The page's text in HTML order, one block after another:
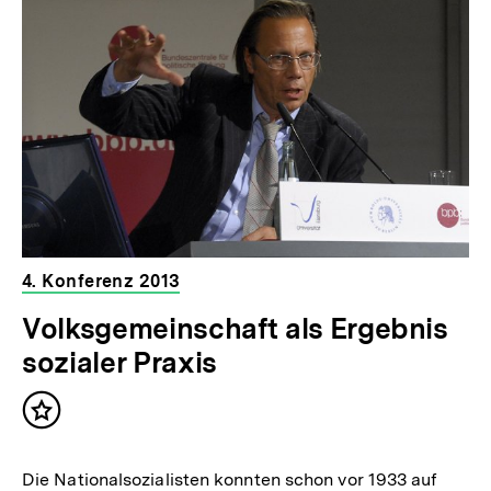
4. Konferenz 2013
Volksgemeinschaft als Ergebnis
sozialer Praxis
Inhalt
Die Nationalsozialisten konnten schon vor 1933 auf